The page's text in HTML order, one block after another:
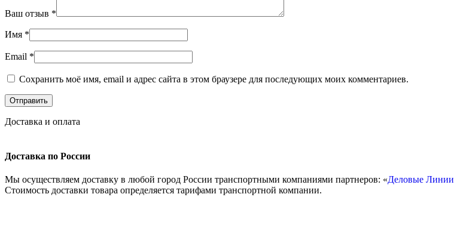
Ваш отзыв *
Имя *
Email *
Сохранить моё имя, email и адрес сайта в этом браузере для последующих моих комментариев.
Доставка и оплата
Доставка по России
Мы осуществляем доставку в любой город России транспортными компаниями партнеров: «Деловые Линии
Стоимость доставки товара определяется тарифами транспортной компании.